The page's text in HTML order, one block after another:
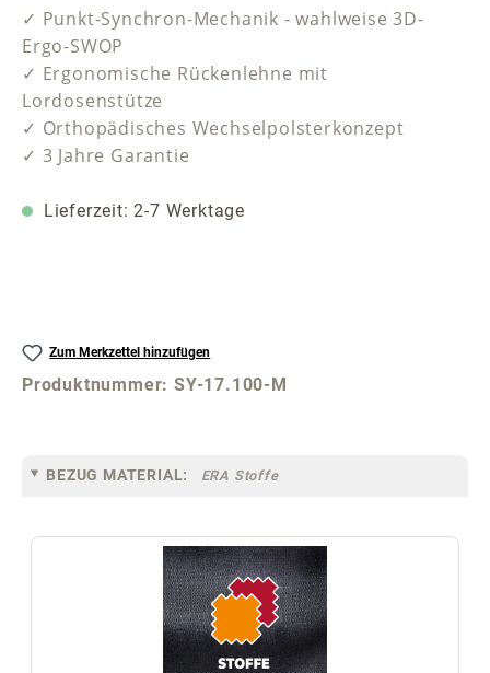
✓ Punkt-Synchron-Mechanik - wahlweise 3D-
Ergo-SWOP
✓ Ergonomische Rückenlehne mit
Lordosenstütze
✓ Orthopädisches Wechselpolsterkonzept
✓ 3 Jahre Garantie
Lieferzeit: 2-7 Werktage
Zum Merkzettel hinzufügen
Produktnummer:SY-17.100-M
BEZUG MATERIAL: ERA Stoffe